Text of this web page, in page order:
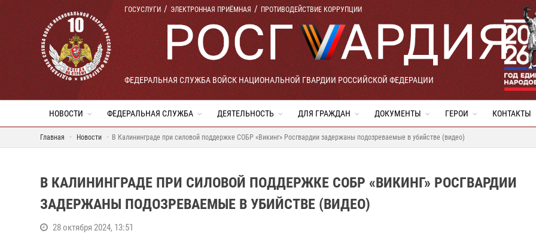
ГОСУСЛУГИ ЭЛЕКТРОННАЯ ПРИЁМНАЯ ПРОТИВОДЕЙСТВИЕ КОРРУПЦИИ
ФЕДЕРАЛЬНАЯ СЛУЖБА ВОЙСК НАЦИОНАЛЬНОЙ ГВАРДИИ РОССИЙСКОЙ ФЕДЕРАЦИИ
НОВОСТИ ФЕДЕРАЛЬНАЯ СЛУЖБА ДЕЯТЕЛЬНОСТЬ ДЛЯ ГРАЖДАН ДОКУМЕНТЫ ГЕРОИ КОНТАКТЫ
Главная Новости В Калининграде при силовой поддержке СОБР «Викинг» Росгвардии задержаны подозреваемые в убийстве (видео)
В КАЛИНИНГРАДЕ ПРИ СИЛОВОЙ ПОДДЕРЖКЕ СОБР «ВИКИНГ» РОСГВАРДИИ
ЗАДЕРЖАНЫ ПОДОЗРЕВАЕМЫЕ В УБИЙСТВЕ (ВИДЕО)
28 октября 2024, 13:51